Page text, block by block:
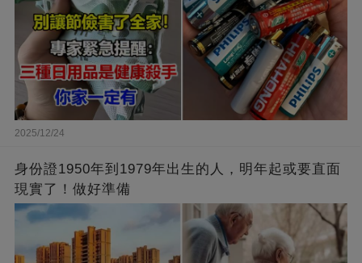
2025/12/24
身份證1950年到1979年出生的人，明年起或要直面
現實了！做好準備